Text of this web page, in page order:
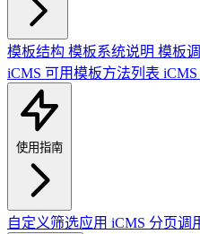
模板结构 模板系统说明 模板
iCMS 可用模板方法列表
使用指南
自定义筛选应用 iCMS 分页调